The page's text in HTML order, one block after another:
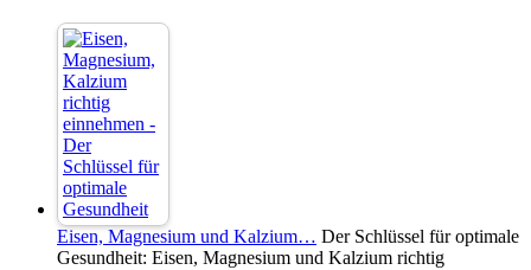
Eisen, Magnesium und Kalzium… Der Schlüssel für optimale
Gesundheit: Eisen, Magnesium und Kalzium richtig